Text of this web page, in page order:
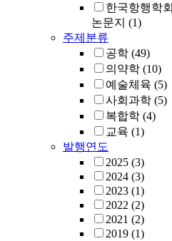
한국항행학회
논문지 (1)
주제분류
공학 (49)
의약학 (10)
예술체육 (5)
사회과학 (5)
복합학 (4)
교육 (1)
발행연도
2025 (3)
2024 (3)
2023 (1)
2022 (2)
2021 (2)
2019 (1)